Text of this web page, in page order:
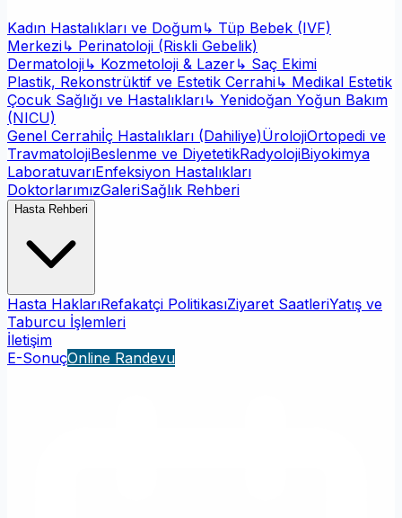
Kadın Hastalıkları ve Doğum↳ Tüp Bebek (IVF)
Merkezi↳ Perinatoloji (Riskli Gebelik)
Dermatoloji↳ Kozmetoloji & Lazer↳ Saç Ekimi
Plastik, Rekonstrüktif ve Estetik Cerrahi↳ Medikal Estetik
Çocuk Sağlığı ve Hastalıkları↳ Yenidoğan Yoğun Bakım
(NICU)
Genel Cerrahiİç Hastalıkları (Dahiliye)ÜrolojiOrtopedi ve
TravmatolojiBeslenme ve DiyetetikRadyolojiBiyokimya
LaboratuvarıEnfeksiyon Hastalıkları
DoktorlarımızGaleriSağlık Rehberi
Hasta Rehberi
Hasta HaklarıRefakatçi PolitikasıZiyaret SaatleriYatış ve
Taburcu İşlemleri
İletişim
E-SonuçOnline Randevu